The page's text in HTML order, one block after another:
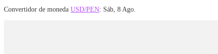
Convertidor de moneda USD/PEN: Sáb, 8 Ago.